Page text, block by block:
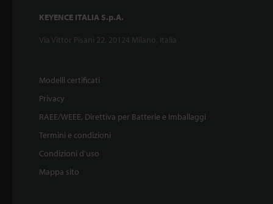
KEYENCE ITALIA S.p.A.
Via Vittor Pisani 22, 20124 Milano, Italia
Modelli certificati
Privacy
RAEE/WEEE, Direttiva per Batterie e Imballaggi
Termini e condizioni
Condizioni d'uso
Mappa sito